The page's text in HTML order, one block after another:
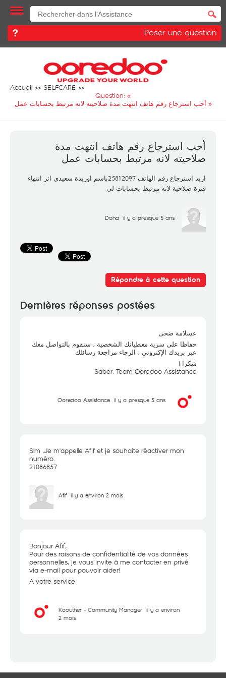
Poser une question
Accueil
SELFCARE
Question: «
أحب استرجاع رقم هاتف انتهت مدة صلاحيته لانه مرتبط بحسابات عمل »
أحب استرجاع رقم هاتف انتهت مدة
صلاحيته لانه مرتبط بحسابات عمل
اريد استرجاع رقم الهاتف 25812097باسم اوريدة سعيدى اثر انتهاء
فترة صلاحية لانه مرتبط بحسابات لي
Doha il y a presque 5 ans
Répondre à cette question
Dernières réponses postées
عسلامة ضحى
حفاظا على سرية معطياتك الشخصية ، سنقوم بالتواصل معك
عبر بريدك الإكتروني ، الرجاء مراجعة رسائلك
شكرا !
Saber, Team Ooredoo Assistance
Ooredoo Assistance il y a presque 5 ans
Slm ,Je m'appelle Afif et je souhaite réactiver mon
numéro.
21086857
Afif il y a environ 2 mois
Bonjour Afif,
Pour des raisons de confidentialité de vos données
personnelles, je vous invite à me contacter en privé
via e-mail pour pouvoir aider!
A votre service,
Kaouther - Community Manager il y a environ
2 mois